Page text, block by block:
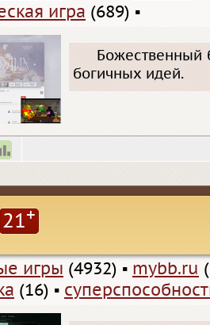
игра (689) ▪
Божественный
богичных идей.
21+
игры (4932) ▪ mybb.ru
(16) ▪